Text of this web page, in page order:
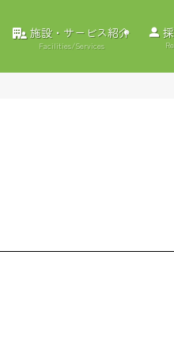
施設・サービス紹介
Facilities/Services